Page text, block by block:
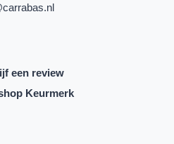
een review
Keurmerk